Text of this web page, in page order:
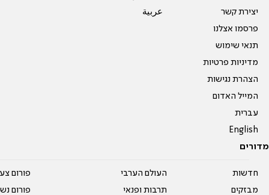
יצירת קשר
פרסמו אצלנו
תנאי שימוש
מדיניות פרטיות
הצהרת נגישות
המייל האדום
עברית
English
عربية
מדורים
חדשות
מבזקים
העולם הערבי
תרבות ופנאי
פורום
פורום